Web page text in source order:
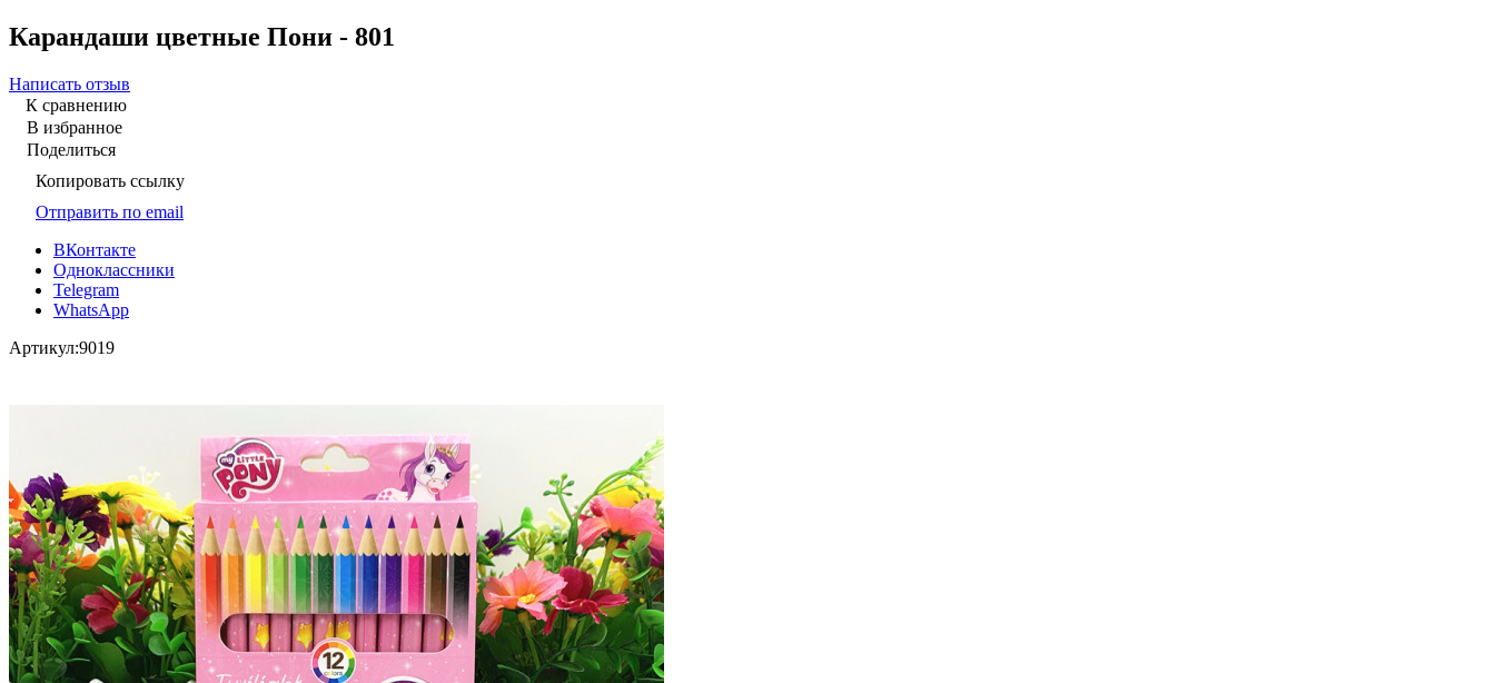
Карандаши цветные Пони - 801
Написать отзыв
К сравнению
В избранное
Поделиться
Копировать ссылку
Отправить по email
ВКонтакте
Одноклассники
Telegram
WhatsApp
Артикул:9019